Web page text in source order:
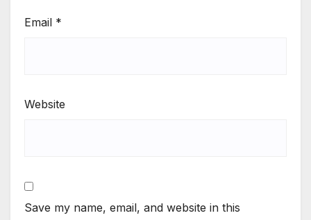
Email *
Website
Save my name, email, and website in this